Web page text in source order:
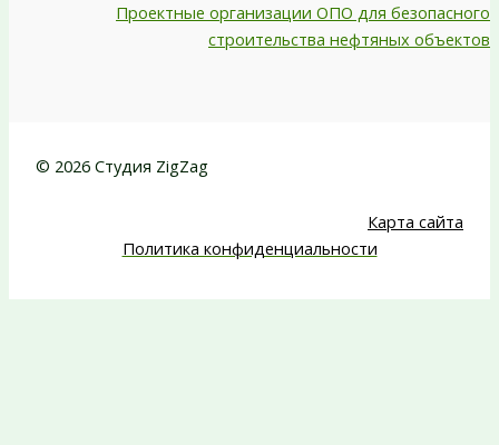
Проектные организации ОПО для безопасного
строительства нефтяных объектов
© 2026 Студия ZigZag
Карта сайта
Политика конфиденциальности